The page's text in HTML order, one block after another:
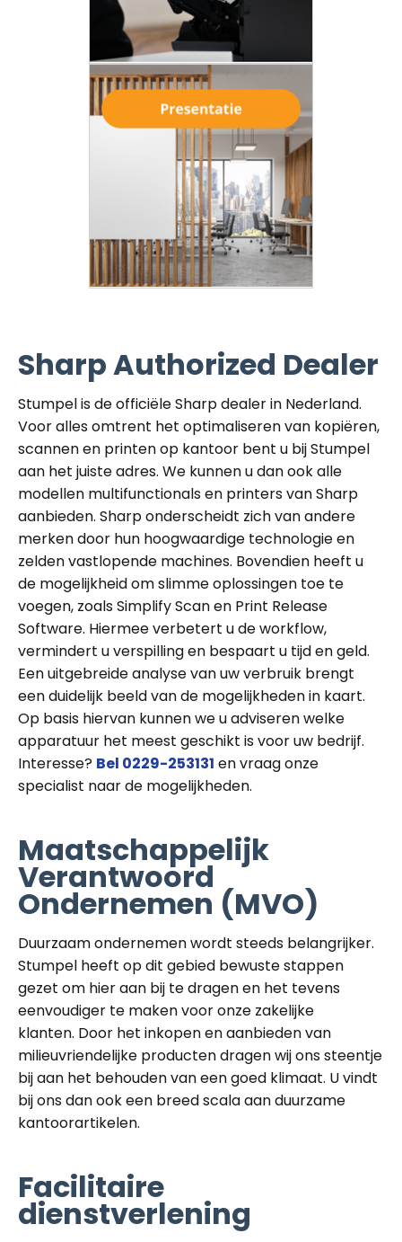
Sharp Authorized Dealer
Stumpel is de officiële Sharp dealer in Nederland.
Voor alles omtrent het optimaliseren van kopiëren,
scannen en printen op kantoor bent u bij Stumpel
aan het juiste adres. We kunnen u dan ook alle
modellen multifunctionals en printers van Sharp
aanbieden. Sharp onderscheidt zich van andere
merken door hun hoogwaardige technologie en
zelden vastlopende machines. Bovendien heeft u
de mogelijkheid om slimme oplossingen toe te
voegen, zoals Simplify Scan en Print Release
Software. Hiermee verbetert u de workflow,
vermindert u verspilling en bespaart u tijd en geld.
Een uitgebreide analyse van uw verbruik brengt
een duidelijk beeld van de mogelijkheden in kaart.
Op basis hiervan kunnen we u adviseren welke
apparatuur het meest geschikt is voor uw bedrijf.
Interesse? Bel 0229-253131 en vraag onze
specialist naar de mogelijkheden.
Maatschappelijk
Verantwoord
Ondernemen (MVO)
Duurzaam ondernemen wordt steeds belangrijker.
Stumpel heeft op dit gebied bewuste stappen
gezet om hier aan bij te dragen en het tevens
eenvoudiger te maken voor onze zakelijke
klanten. Door het inkopen en aanbieden van
milieuvriendelijke producten dragen wij ons steentje
bij aan het behouden van een goed klimaat. U vindt
bij ons dan ook een breed scala aan duurzame
kantoorartikelen.
Facilitaire
dienstverlening